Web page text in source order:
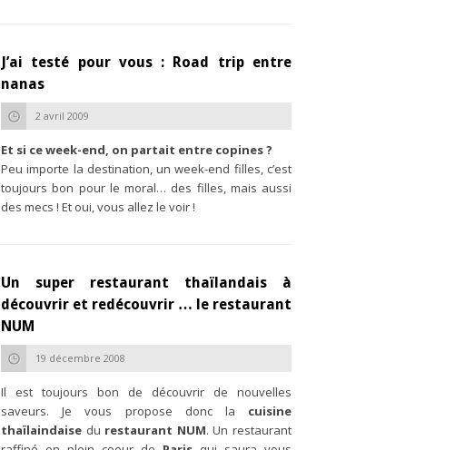
J’ai testé pour vous : Road trip entre
nanas
2 avril 2009
Et si ce week-end, on partait entre copines ?
Peu importe la destination, un week-end filles, c’est
toujours bon pour le moral… des filles, mais aussi
des mecs ! Et oui, vous allez le voir !
Un super restaurant thaïlandais à
découvrir et redécouvrir … le restaurant
NUM
19 décembre 2008
Il est toujours bon de découvrir de nouvelles
saveurs. Je vous propose donc la cuisine
thaïlaindaise du restaurant NUM. Un restaurant